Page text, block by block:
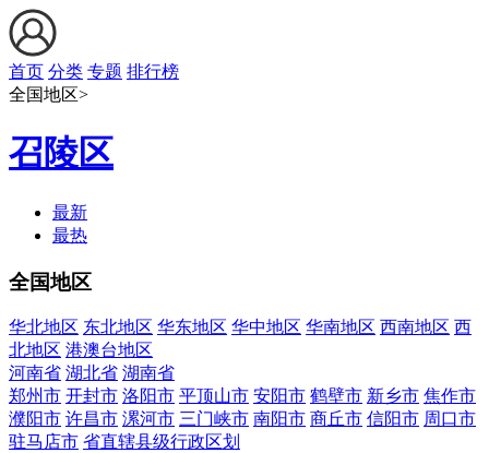
首页 分类 专题 排行榜
全国地区>
召陵区
最新
最热
全国地区
华北地区 东北地区 华东地区 华中地区 华南地区 西南地区 西
北地区 港澳台地区
河南省 湖北省 湖南省
郑州市 开封市 洛阳市 平顶山市 安阳市 鹤壁市 新乡市 焦作市
濮阳市 许昌市 漯河市 三门峡市 南阳市 商丘市 信阳市 周口市
驻马店市 省直辖县级行政区划